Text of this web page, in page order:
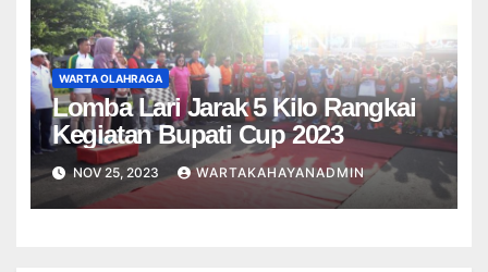
WARTA OLAHRAGA
Lomba Lari Jarak 5 Kilo Rangkai
Kegiatan Bupati Cup 2023
NOV 25, 2023 WARTAKAHAYANADMIN